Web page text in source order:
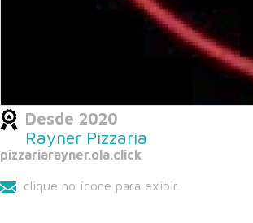
Desde 2020
Rayner Pizzaria
pizzariarayner.ola.click
clique no ícone para exibir